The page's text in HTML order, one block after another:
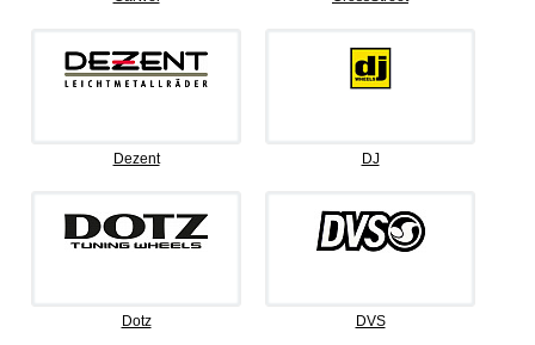
Dezent DJ
Dotz DVS